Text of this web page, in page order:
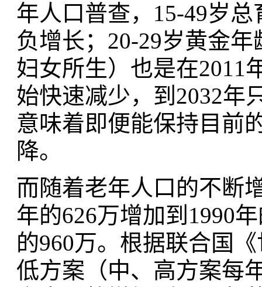
年人口普查，15-49岁
负增长；20-29岁黄金
妇女所生）也是在2011
始快速减少，到2032年
意味着即便能保持目前
降。
而随着老年人口的不断
年的626万增加到1990
的960万。根据联合国
低方案（中、高方案每